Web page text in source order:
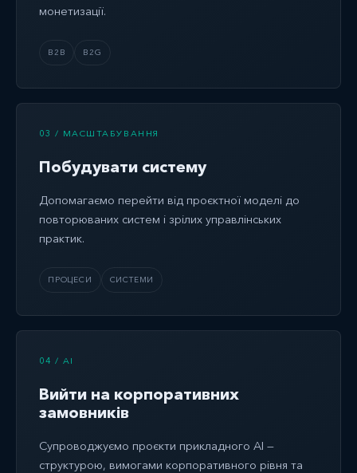
монетизації.
B2B B2G
03 / МАСШТАБУВАННЯ
Побудувати систему
Допомагаємо перейти від проєктної моделі до
повторюваних систем і зрілих управлінських
практик.
ПРОЦЕСИ СИСТЕМИ
04 / AI
Вийти на корпоративних
замовників
Супроводжуємо проєкти прикладного AI —
структурою, вимогами корпоративного рівня та